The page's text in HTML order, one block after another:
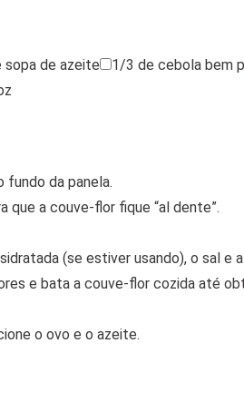
sopa de azeite
1/3 de cebola bem
fundo da panela.
que a couve-flor fique “al dente”.
(se estiver usando), o sal e
e bata a couve-flor cozida até
o ovo e o azeite.